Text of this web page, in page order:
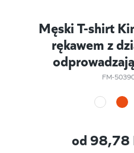
Męski T-shirt
rękawem z
FM-
od98,78